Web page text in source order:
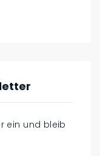
ein und bleib